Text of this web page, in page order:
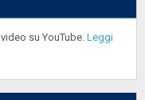
su YouTube. Leggi